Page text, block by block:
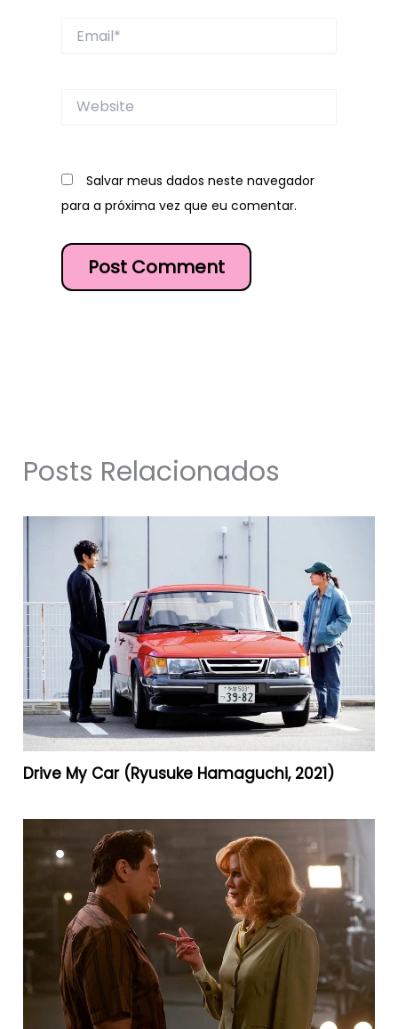
Website
Salvar meus dados neste navegador
para a próxima vez que eu comentar.
Posts Relacionados
Drive My Car (Ryusuke Hamaguchi, 2021)